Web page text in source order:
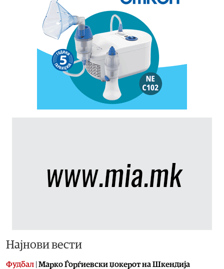
Најнови вести
Фудбал Марко Ѓорѓиевски џокерот на Шкендија